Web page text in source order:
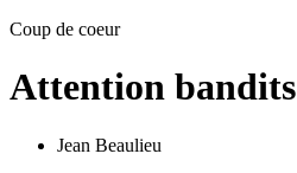
Coup de coeur
Attention bandits
Jean Beaulieu